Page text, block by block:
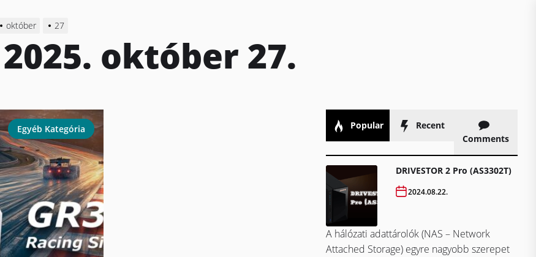
október 27
2025. október 27.
Egyéb Kategória Popular
Recent
Comments
DRIVESTOR 2 Pro (AS3302T)
2024.08.22.
A hálózati adattárolók (NAS – Network
Attached Storage) egyre nagyobb szerepet